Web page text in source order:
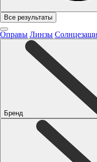
Все результаты
Оправы Линзы
Бренд